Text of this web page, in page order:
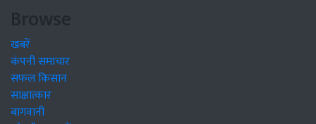
Browse
खबरें
कंपनी समाचार
सफल किसान
साक्षात्कार
बागवानी